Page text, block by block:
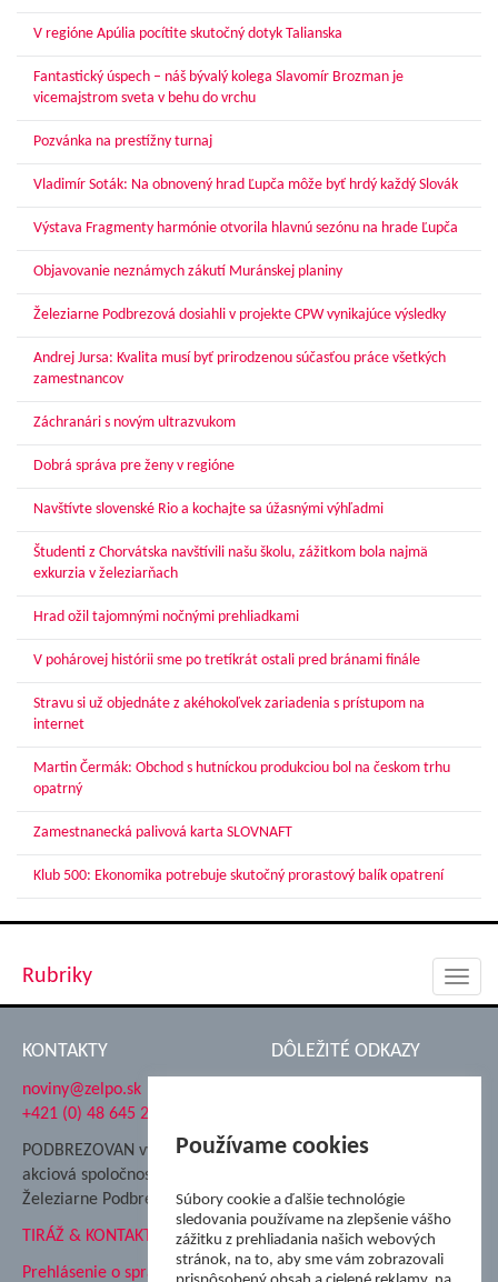
V regióne Apúlia pocítite skutočný dotyk Talianska
Fantastický úspech – náš bývalý kolega Slavomír Brozman je
vicemajstrom sveta v behu do vrchu
Pozvánka na prestížny turnaj
Vladimír Soták: Na obnovený hrad Ľupča môže byť hrdý každý Slovák
Výstava Fragmenty harmónie otvorila hlavnú sezónu na hrade Ľupča
Objavovanie neznámych zákutí Muránskej planiny
Železiarne Podbrezová dosiahli v projekte CPW vynikajúce výsledky
Andrej Jursa: Kvalita musí byť prirodzenou súčasťou práce všetkých
zamestnancov
Záchranári s novým ultrazvukom
Dobrá správa pre ženy v regióne
Navštívte slovenské Rio a kochajte sa úžasnými výhľadmi
Študenti z Chorvátska navštívili našu školu, zážitkom bola najmä
exkurzia v železiarňach
Hrad ožil tajomnými nočnými prehliadkami
V pohárovej histórii sme po tretíkrát ostali pred bránami finále
Stravu si už objednáte z akéhokoľvek zariadenia s prístupom na
internet
Martin Čermák: Obchod s hutníckou produkciou bol na českom trhu
opatrný
Zamestnanecká palivová karta SLOVNAFT
Klub 500: Ekonomika potrebuje skutočný prorastový balík opatrení
Rubriky
KONTAKTY
noviny@zelpo.sk
+421 (0) 48 645 2711
PODBREZOVAN vydáva
akciová spoločnosť
Železiarne Podbrezová
TIRÁŽ & KONTAKT
Prehlásenie o spracovaní
DÔLEŽITÉ ODKAZY
Nadácia Železiarne
ŽP Informatika s.r.o.
ŠK Železiarne Podbrezová
Tále a.s.
Používame cookies
Súbory cookie a ďalšie technológie
sledovania používame na zlepšenie vášho
zážitku z prehliadania našich webových
stránok, na to, aby sme vám zobrazovali